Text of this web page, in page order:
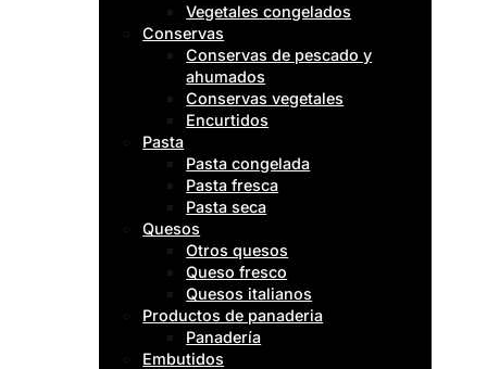
Vegetales congelados
Conservas
Conservas de pescado y
ahumados
Conservas vegetales
Encurtidos
Pasta
Pasta congelada
Pasta fresca
Pasta seca
Quesos
Otros quesos
Queso fresco
Quesos italianos
Productos de panaderia
Panadería
Embutidos